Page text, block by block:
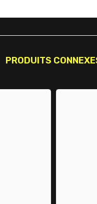
PRODUITS